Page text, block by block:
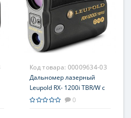
Код товара: 00009634-03
Дальномер лазерный
Leupold RX- 1200i TBR/W с
DNA 6х22 компакт, чёрно-
0